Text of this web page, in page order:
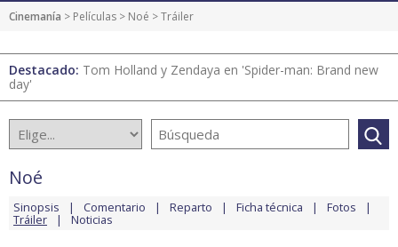
Cinemanía > Películas > Noé > Tráiler
Destacado: Tom Holland y Zendaya en 'Spider-man: Brand new
day'
Noé
Sinopsis Comentario Reparto Ficha técnica Fotos
Tráiler Noticias